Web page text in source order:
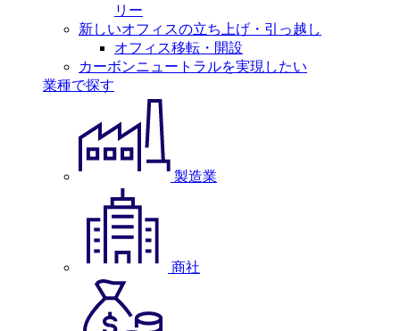
リー
新しいオフィスの立ち上げ・引っ越し
オフィス移転・開設
カーボンニュートラルを実現したい
業種で探す
製造業
商社